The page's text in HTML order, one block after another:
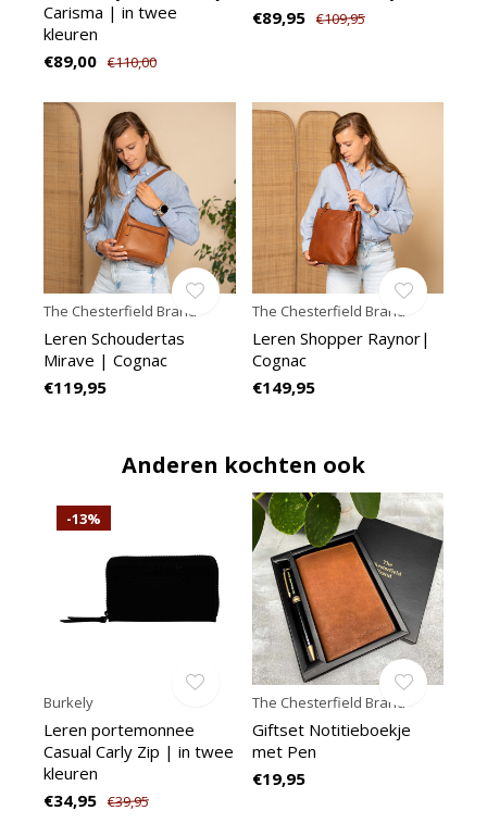
Carisma | in twee
kleuren
€89,00 €110,00
€89,95 €109,95
The Chesterfield Brand
Leren Schoudertas
Mirave | Cognac
€119,95
The Chesterfield Brand
Leren Shopper Raynor|
Cognac
€149,95
Anderen kochten ook
-13%
Burkely
Leren portemonnee
Casual Carly Zip | in twee
kleuren
€34,95 €39,95
The Chesterfield Brand
Giftset Notitieboekje
met Pen
€19,95